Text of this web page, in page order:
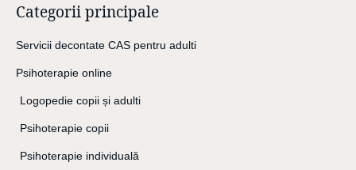
Categorii principale
Servicii decontate CAS pentru adulti
Psihoterapie online
Logopedie copii și adulti
Psihoterapie copii
Psihoterapie individuală